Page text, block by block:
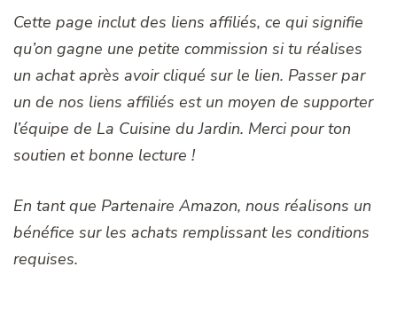
Cette page inclut des liens affiliés, ce qui signifie
qu’on gagne une petite commission si tu réalises
un achat après avoir cliqué sur le lien. Passer par
un de nos liens affiliés est un moyen de supporter
l’équipe de La Cuisine du Jardin. Merci pour ton
soutien et bonne lecture !
En tant que Partenaire Amazon, nous réalisons un
bénéfice sur les achats remplissant les conditions
requises.